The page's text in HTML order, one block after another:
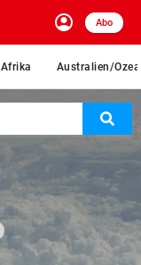
account_circle
Anmelden
Abo
Afrika Australien/
close Schließen
arrow_right
arrow_rightBundesland